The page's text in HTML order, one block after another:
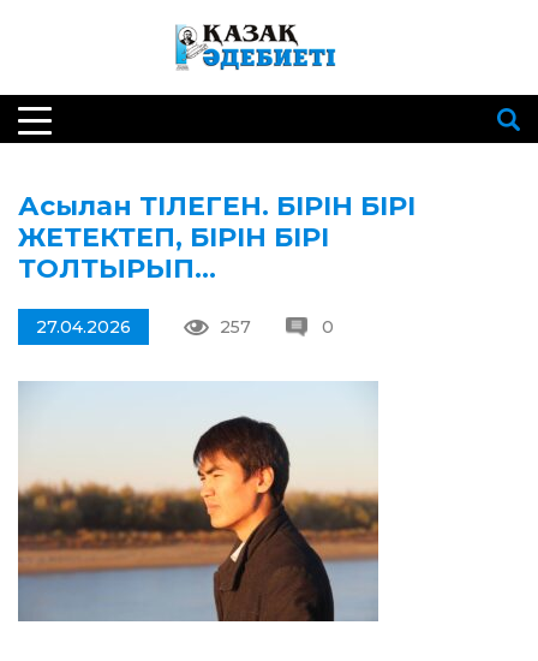
Асылан ТІЛЕГЕН. БІРІН БІРІ
ЖЕТЕКТЕП, БІРІН БІРІ
ТОЛТЫРЫП…
27.04.2026 257 0